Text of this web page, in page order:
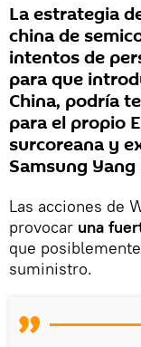
La estrategia
china de
intentos de
para que
China, podría
para el propio
surcoreana y
Samsung
Las acciones de
provocar una
que
suministro.